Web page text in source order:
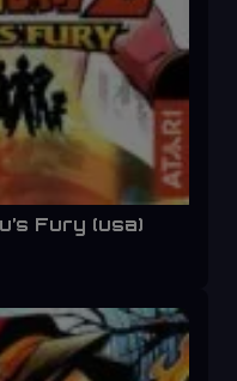
Fury (usa)